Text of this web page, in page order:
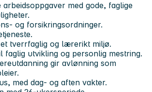
arbeidsoppgaver med gode, faglige
og forsikringsordninger.
tverrfaglig og lærerikt miljø.
faglig utvikling og personlig mestring.
gir avlønning som
med dag- og aften vakter.